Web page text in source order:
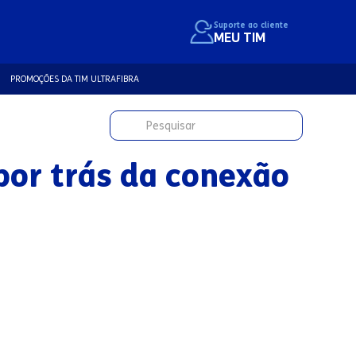
Suporte ao cliente
MEU TIM
PROMOÇÕES DA TIM ULTRAFIBRA
trás da conexão